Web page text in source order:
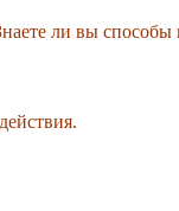
ли вы